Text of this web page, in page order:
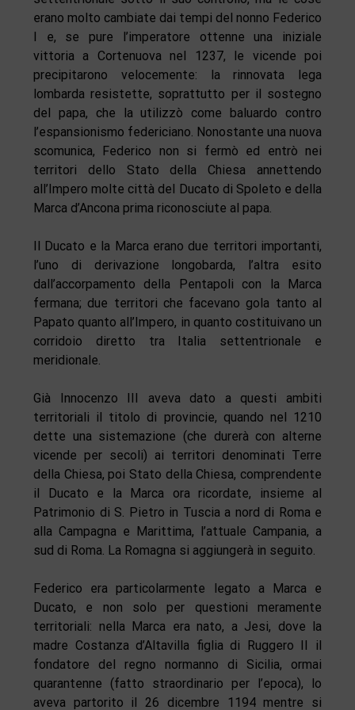
erano molto cambiate dai tempi del nonno Federico
I e, se pure l’imperatore ottenne una iniziale
vittoria a Cortenuova nel 1237, le vicende poi
precipitarono velocemente: la rinnovata lega
lombarda resistette, soprattutto per il sostegno
del papa, che la utilizzò come baluardo contro
l’espansionismo federiciano. Nonostante una nuova
scomunica, Federico non si fermò ed entrò nei
territori dello Stato della Chiesa annettendo
all’Impero molte città del Ducato di Spoleto e della
Marca d’Ancona prima riconosciute al papa.
Il Ducato e la Marca erano due territori importanti,
l’uno di derivazione longobarda, l’altra esito
dall’accorpamento della Pentapoli con la Marca
fermana; due territori che facevano gola tanto al
Papato quanto all’Impero, in quanto costituivano un
corridoio diretto tra Italia settentrionale e
meridionale.
Già Innocenzo III aveva dato a questi ambiti
territoriali il titolo di provincie, quando nel 1210
dette una sistemazione (che durerà con alterne
vicende per secoli) ai territori denominati Terre
della Chiesa, poi Stato della Chiesa, comprendente
il Ducato e la Marca ora ricordate, insieme al
Patrimonio di S. Pietro in Tuscia a nord di Roma e
alla Campagna e Marittima, l’attuale Campania, a
sud di Roma. La Romagna si aggiungerà in seguito.
Federico era particolarmente legato a Marca e
Ducato, e non solo per questioni meramente
territoriali: nella Marca era nato, a Jesi, dove la
madre Costanza d’Altavilla figlia di Ruggero II il
fondatore del regno normanno di Sicilia, ormai
quarantenne (fatto straordinario per l’epoca), lo
aveva partorito il 26 dicembre 1194 mentre si